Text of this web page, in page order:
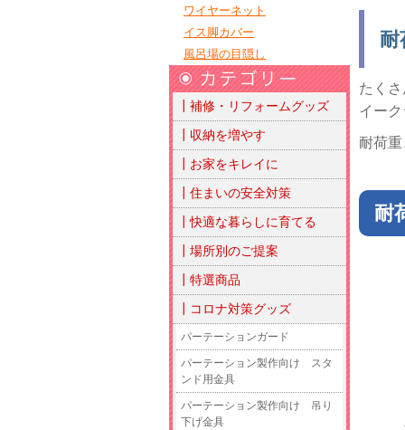
ワイヤーネット
イス脚カバー
風呂場の目隠し
┃補修・リフォームグッズ
┃収納を増やす
┃お家をキレイに
┃住まいの安全対策
┃快適な暮らしに育てる
┃場所別のご提案
┃特選商品
┃コロナ対策グッズ
パーテーションガード
パーテーション製作向け スタ
ンド用金具
パーテーション製作向け 吊り
下げ金具
耐
たく
イー
耐荷
耐